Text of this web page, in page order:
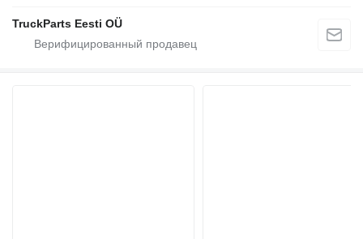
TruckParts Eesti OÜ